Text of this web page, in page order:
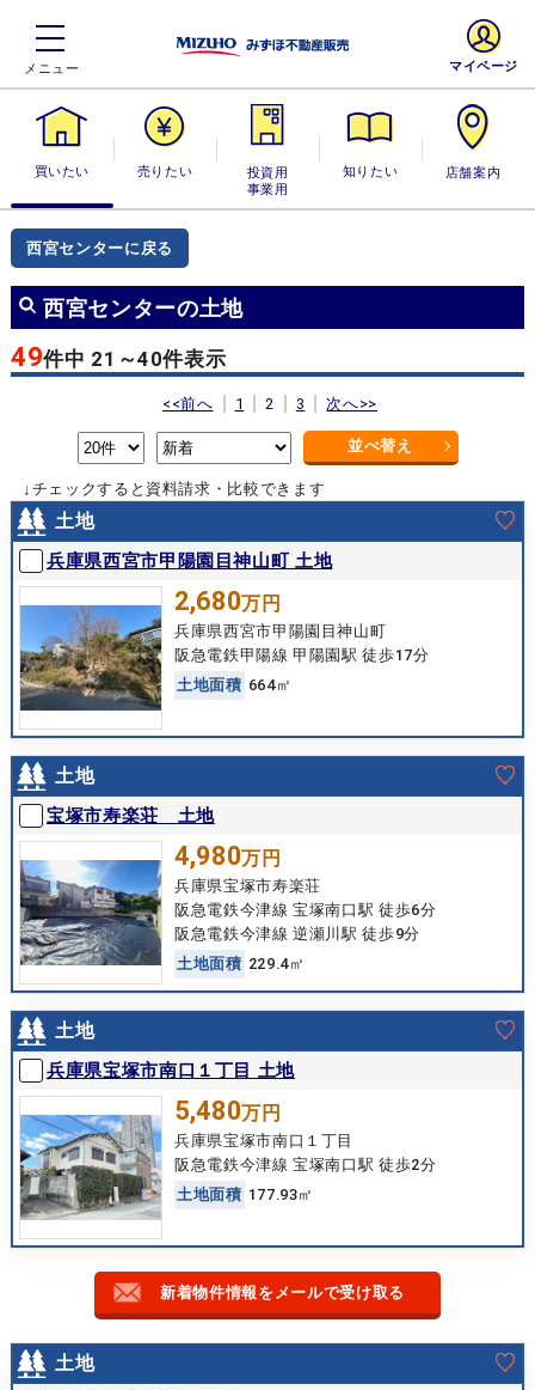
買いたい 売りたい
投資用・事業
用
知りたい 店舗案内
マイページ
西宮センターに戻る
西宮センターの土地
49件中 21～40件表示
<<前へ 1 2 3 次へ>>
並べ替え
↓チェックすると資料請求・比較できます
土地
兵庫県西宮市甲陽園目神山町 土地
2,680万円
兵庫県西宮市甲陽園目神山町
阪急電鉄甲陽線 甲陽園駅 徒歩17分
土地面積 664㎡
土地
宝塚市寿楽荘 土地
4,980万円
兵庫県宝塚市寿楽荘
阪急電鉄今津線 宝塚南口駅 徒歩6分
阪急電鉄今津線 逆瀬川駅 徒歩9分
土地面積 229.4㎡
土地
兵庫県宝塚市南口１丁目 土地
5,480万円
兵庫県宝塚市南口１丁目
阪急電鉄今津線 宝塚南口駅 徒歩2分
土地面積 177.93㎡
新着物件情報をメールで受け取る
土地